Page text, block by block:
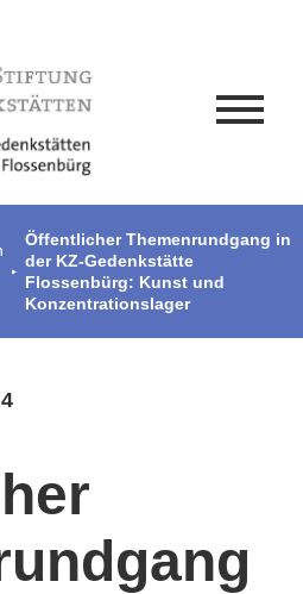
Öffentlicher Themenrundgang in
der KZ-Gedenkstätte
Flossenbürg: Kunst und
Konzentrationslager